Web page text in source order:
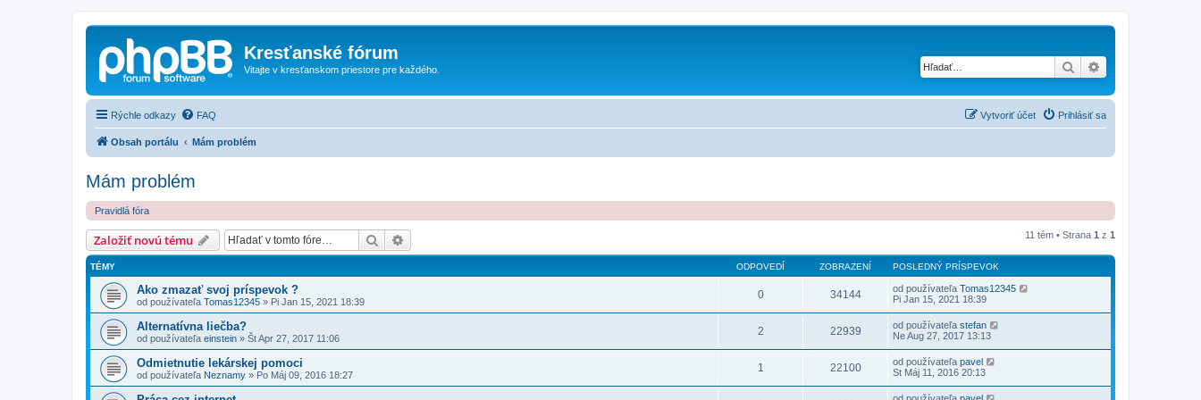
Kresťanské fórum
Vitajte v kresťanskom priestore pre každého. Hľadať
Rýchle odkazy FAQ Prihlásiť sa
Vytvoriť účet
Obsah portálu Mám problém
Mám problém
Pravidlá fóra
Založiť novú tému Hľadať 11 tém • Strana 1 z 1
TÉMY ODPOVEDÍ ZOBRAZENÍ POSLEDNÝ PRÍSPEVOK
Ako zmazať svoj príspevok ?
od používateľa Tomas12345 » Pi Jan 15, 2021 18:39
0 34144 od používateľa Tomas12345
Pi Jan 15, 2021 18:39
Alternatívna liečba?
od používateľa einstein » Št Apr 27, 2017 11:06
2 22939 od používateľa stefan
Ne Aug 27, 2017 13:13
Odmietnutie lekárskej pomoci
od používateľa Neznamy » Po Máj 09, 2016 18:27
1 22100 od používateľa pavel
St Máj 11, 2016 20:13
od používateľa pavel